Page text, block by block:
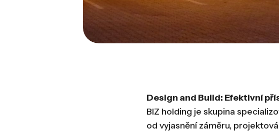
Design and Build: Efektivní
BIZ holding je skupina
od vyjasnění záměru,